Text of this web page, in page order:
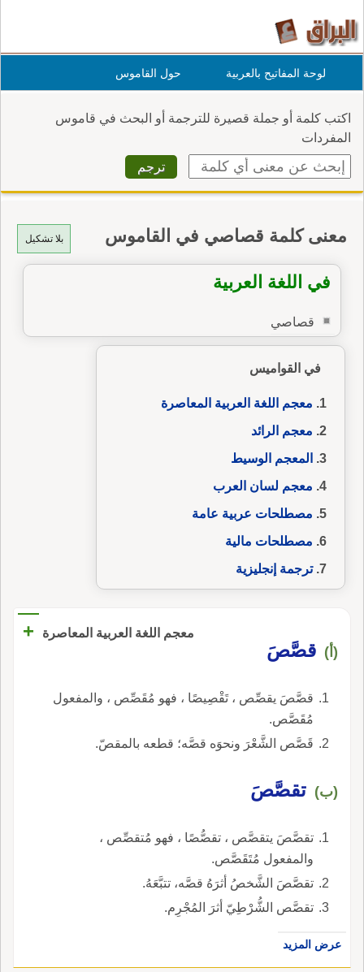
لوحة المفاتيح بالعربية حول القاموس
اكتب كلمة أو جملة قصيرة للترجمة أو البحث في قاموس
المفردات
بلا تشكيل معنى كلمة قصاصي في القاموس
في اللغة العربية
قصاصي
في القواميس
معجم اللغة العربية المعاصرة
معجم الرائد
المعجم الوسيط
معجم لسان العرب
مصطلحات عربية عامة
مصطلحات مالية
ترجمة إنجليزية
معجم اللغة العربية المعاصرة +
(أ) قصَّصَ
قصَّصَ يقصِّص ، تَقْصِيصًا ، فهو مُقَصِّص ، والمفعول
مُقَصَّص.
قَصَّص الشَّعْرَ ونحوَه قصَّه؛ قطعه بالمقصّ.
(ب) تقصَّصَ
تقصَّصَ يتقصَّص ، تقصُّصًا ، فهو مُتقصِّص ،
والمفعول مُتَقَصَّص.
تقصَّصَ الشَّخصُ أثرَهُ قصَّه، تتبَّعَهُ.
تقصَّص الشُّرْطِيّ أثرَ المُجْرِم.
عرض المزيد